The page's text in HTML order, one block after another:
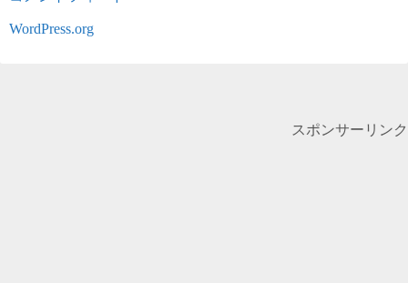
WordPress.org
スポンサーリンク